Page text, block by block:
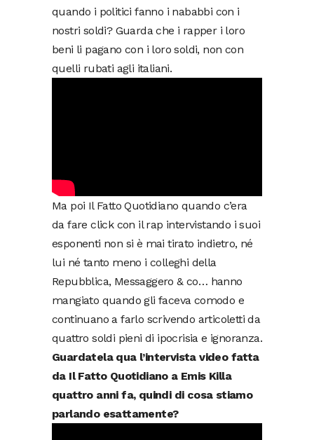
quando i politici fanno i nababbi con i
nostri soldi? Guarda che i rapper i loro
beni li pagano con i loro soldi, non con
quelli rubati agli italiani.
Ma poi Il Fatto Quotidiano quando c’era
da fare click con il rap intervistando i suoi
esponenti non si è mai tirato indietro, né
lui né tanto meno i colleghi della
Repubblica, Messaggero & co… hanno
mangiato quando gli faceva comodo e
continuano a farlo scrivendo articoletti da
quattro soldi pieni di ipocrisia e ignoranza.
Guardatela qua l’intervista video fatta
da Il Fatto Quotidiano a Emis Killa
quattro anni fa, quindi di cosa stiamo
parlando esattamente?